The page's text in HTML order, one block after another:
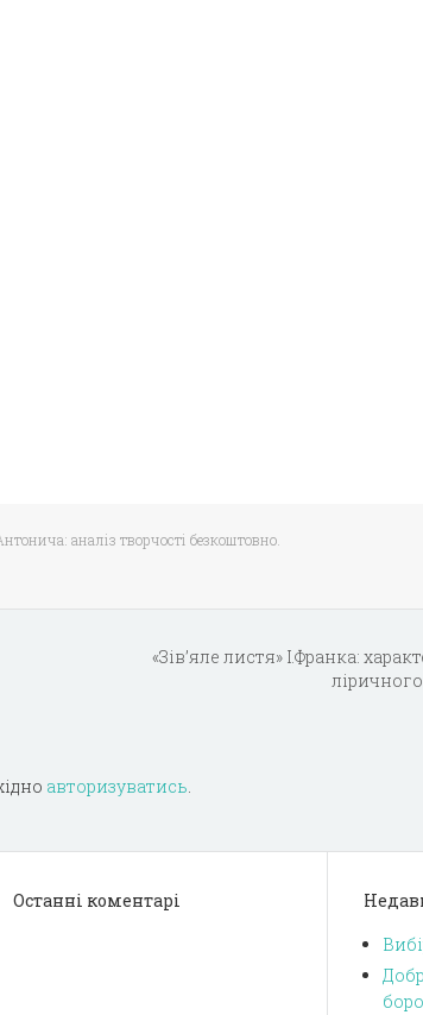
аналіз творчості безкоштовно.
«Зів’яле листя» І.Франка:
авторизуватись.
Останні коментарі